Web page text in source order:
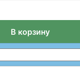
В корзину